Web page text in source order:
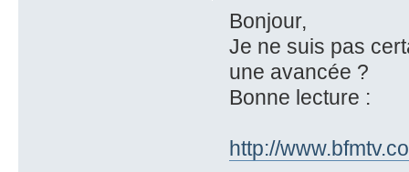
Bonjour,
Je ne suis pas
une avancée ?
Bonne lecture :
http://